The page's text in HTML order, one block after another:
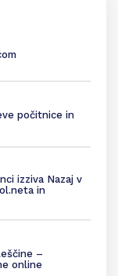
počitnice in
izziva Nazaj v
in
–
online